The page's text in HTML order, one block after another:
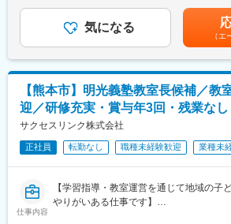
明るく前向きな社風で、未経験からでも
す。
・研修制度も充実（OJT・模擬授業・先
約3か月の研修を経て教室長としてのキ
ます。
■配属先情報：
教場内に集団指導と併設する形ですので
がら業務を進めることができます。
りこれまでの高い合格実績を維持してい
面談の実施によりサービスの質も重視し
き、学生たちと向き合っています。
■職務概要：
算数・数学、理科、英語、社会、国語の
して、小・中学生向けの集団授業や進路
す。
■詳細：
（1）授業の準備・運営…テキストやプリ
の準備を行っていただきます。授業内容
れており、マニュアルもあるため、安心
度を担当）。
（2）担任業務…座席表や出席簿の作成、
給与詳細は年齢、経験、能力を考慮の上
回（7月）■賞与：年2回（6月・12月）■
28万円＋賞与／一般・29歳）、520万円
任・33歳）賃金はあくまでも目安の金額
下する可能性があります。月給(月額)は
す。
気になる
（エ
【熊本市】明光義塾教室長候補／教
迎／研修充実・賞与年3回・残業なし
サクセスリンク株式会社
正社員 転勤なし 職種未経験歓迎 業種未
仕事内容
【学習指導・教室運営を通じて地域の子
やりがいある仕事です】